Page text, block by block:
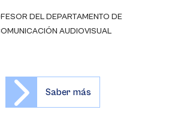
DEL DEPARTAMENTO DE
AUDIOVISUAL
Saber más